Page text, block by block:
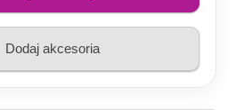
Dodaj akcesoria